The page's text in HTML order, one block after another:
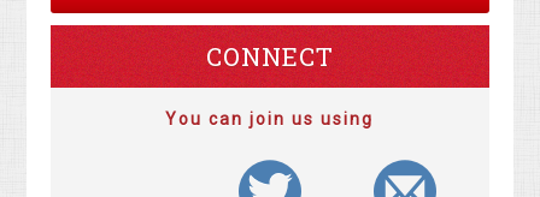
CONNECT
You can join us using